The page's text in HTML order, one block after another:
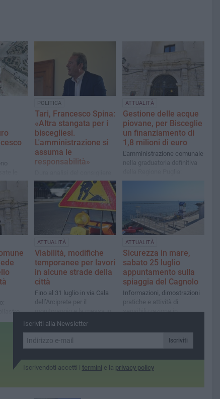
e i
POLITICA
Tari, Francesco Spina:
«Altra stangata per i
biscegliesi.
L'amministrazione si
assuma le
responsabilità»
di opposizione dopo l'ultimo
consiglio comunale
ATTUALITÀ
Gestione delle acque
piovane, per Bisceglie
un finanziamento di
1,8 milioni di euro
L'amministrazione comunale
nella graduatoria definitiva
obiettivi prevenire gli
ATTUALITÀ
Viabilità, modifiche
temporanee per lavori
in alcune strade della
città
Fino al 31 luglio in via Cala
dell’Arciprete per il
monitoraggio e la messa in
sicurezza delle alberature.
in via Strada del Carro e via
Luigi Di Molfetta
ATTUALITÀ
Sicurezza in mare,
sabato 25 luglio
appuntamento sulla
spiaggia del Cagnolo
Informazioni, dimostrazioni
pratiche e attività di
sensibilizzazione in
dell'annegamento
Iscriviti alla Newsletter
Iscriviti
Iscrivendoti accetti i termini e la privacy policy